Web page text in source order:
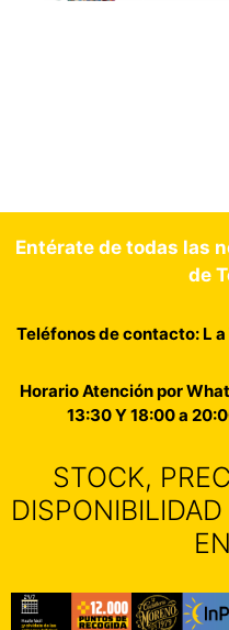
Entérate de todas las
de
Teléfonos de contacto: L a
Horario Atención por
13:30 Y 18:00 a
STOCK,